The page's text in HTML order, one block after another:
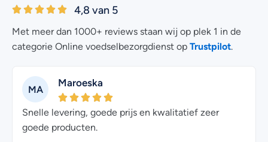
4,8 van 5
Met meer dan 1000+ reviews staan wij op plek 1 in de
categorie Online voedselbezorgdienst op Trustpilot
MA
Maroeska
Snelle levering, goede prijs en kwalitatief zeer
goede producten.